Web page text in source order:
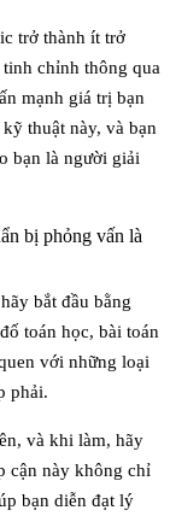
trở thành ít trở
chỉnh thông qua
mạnh giá trị bạn
thuật này, và bạn
bạn là người giải
bị phỏng vấn là
bắt đầu bằng
toán học, bài toán
với những loại
phải.
và khi làm, hãy
cận này không chỉ
bạn diễn đạt lý